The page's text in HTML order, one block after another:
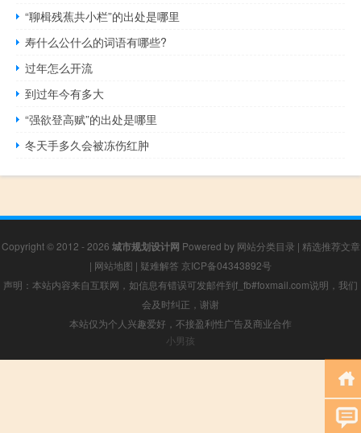
“聊楫残蕉共小栏”的出处是哪里
寿什么公什么的词语有哪些?
过年怎么开流
到过年今有多大
“强欲登高赋”的出处是哪里
冬天手多久会被冻伤红肿
Copyright © 2012 - 2026 城市规划设计网 Powered by 网站分类目录 | 精选推荐文章
| 网站地图 | 疑难解答 京ICP备04343892号
声明：本站内容来自互联网，如信息有错误可发邮件到f_fb#foxmail.com说明，我们
会及时纠正，谢谢
本站仅为个人兴趣爱好，不接盈利性广告及商业合作
小男孩